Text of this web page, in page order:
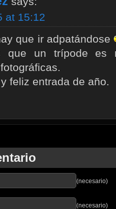
at 15:12
que ir adpatándose
que un trípode es
feliz entrada de año.
(necesario)
(necesario)